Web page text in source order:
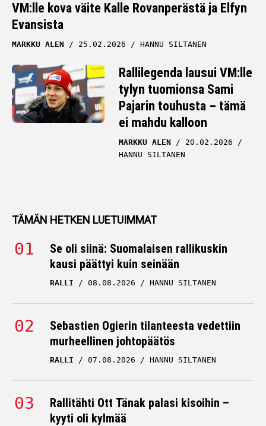
VM:lle kova väite Kalle Rovanperästä ja Elfyn
Evansista
MARKKU ALEN 25.02.2026 HANNU SILTANEN
Rallilegenda lausui VM:lle
tylyn tuomionsa Sami
Pajarin touhusta – tämä
ei mahdu kalloon
MARKKU ALEN
20.02.2026
HANNU SILTANEN
TÄMÄN HETKEN LUETUIMMAT
Se oli siinä: Suomalaisen rallikuskin
kausi päättyi kuin seinään
RALLI 08.08.2026 HANNU SILTANEN
Sebastien Ogierin tilanteesta vedettiin
murheellinen johtopäätös
RALLI 07.08.2026 HANNU SILTANEN
Rallitähti Ott Tänak palasi kisoihin –
kyyti oli kylmää